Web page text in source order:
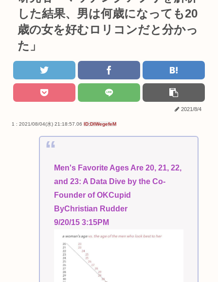
した結果、男は何歳になっても20
歳の女を好むロリコンだと分かっ
た」
2021/8/4
1 : 2021/08/04(水) 21:18:57.06 ID:DIWegefeM
Men's Favorite Ages Are 20, 21, 22,
and 23: A Data Dive by the Co-
Founder of OKCupid
ByChristian Rudder
9/20/15 3:15PM